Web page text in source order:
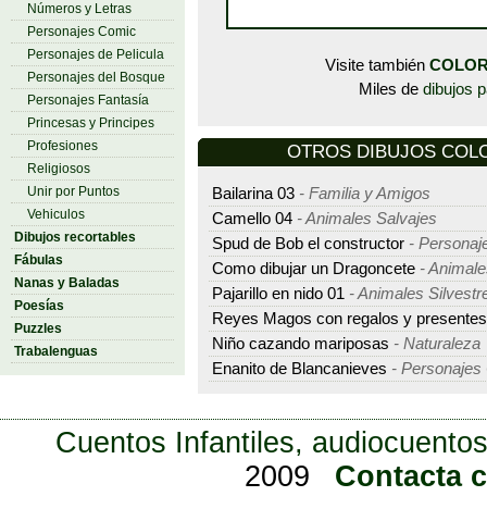
Números y Letras
Personajes Comic
Personajes de Pelicula
Personajes del Bosque
Personajes Fantasía
Princesas y Principes
Profesiones
Religiosos
Unir por Puntos
Vehiculos
Dibujos recortables
Fábulas
Nanas y Baladas
Poesías
Puzzles
Trabalenguas
Visite también
Miles de dibujos
OTROS DIBUJOS
Bailarina 03 - Familia y Amigos
Camello 04 - Animales Salvajes
Spud de Bob el constructor -
Como dibujar un Dragoncete -
Pajarillo en nido 01 - Animales
Reyes Magos con regalos y presentes
Niño cazando mariposas - Naturaleza
Enanito de Blancanieves - Personajes
Cuentos Infantiles,
2009
Contacta